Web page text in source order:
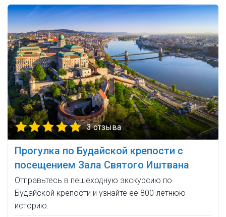
3 отзыва
Прогулка по Будайской крепости с
посещением Зала Святого Иштвана
Отправьтесь в пешеходную экскурсию по
Будайской крепости и узнайте её 800-летнюю
историю.